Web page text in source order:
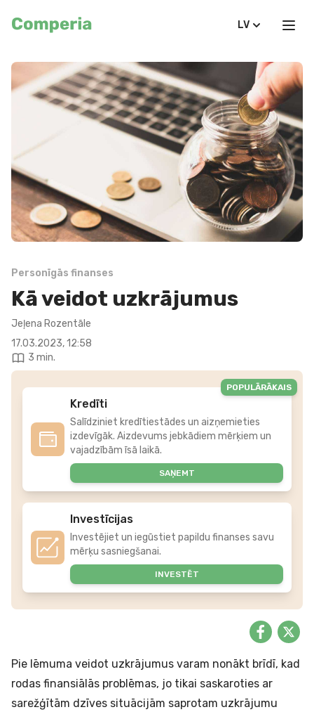
LV
Personīgās finanses
Kā veidot uzkrājumus
Jeļena Rozentāle
17.03.2023, 12:58
3 min.
Kredīti
Salīdziniet kredītiestādes un aizņemieties
izdevīgāk. Aizdevums jebkādiem mērķiem un
vajadzībām īsā laikā.
SAŅEMT
POPULĀRĀKAIS
Investīcijas
Investējiet un iegūstiet papildu finanses savu
mērķu sasniegšanai.
INVESTĒT
Pie lēmuma veidot uzkrājumus varam nonākt brīdī, kad
rodas finansiālās problēmas, jo tikai saskaroties ar
sarežģītām dzīves situācijām saprotam uzkrājumu